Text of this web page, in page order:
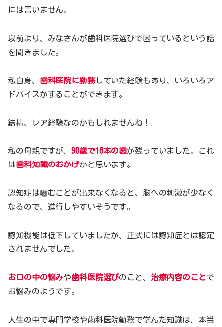
には言いません。
以前より、みなさんが歯科医院選びで困っているという話
を聞きました。
私自身、 歯科医院に勤務していた経験もあり、いろいろア
ドバイスがすることができます。
結構、レア経験なのかもしれませんね！
私の母親ですが、 90歳で16本の歯が残っていました。これ
は歯科知識のおかげかと思います。
認知症は嚙むことが出来なくなると、脳への刺激が少なく
なるので、進行しやすいそうです。
認知機能は低下していましたが、正式には認知症とは認定
されませんでした。
お口の中の悩みや歯科医院選びのこと、 治療内容のことで
お悩みのようです。
人生の中で専門学校や歯科医院勤務で学んだ知識は、本当